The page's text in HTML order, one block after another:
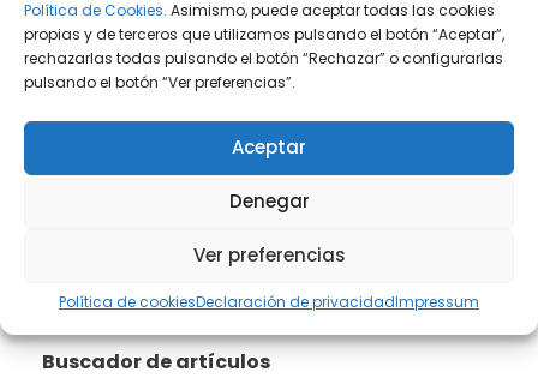
Política de Cookies. Asimismo, puede aceptar todas las cookies
propias y de terceros que utilizamos pulsando el botón “Aceptar”,
rechazarlas todas pulsando el botón “Rechazar” o configurarlas
pulsando el botón “Ver preferencias”.
Aceptar
Denegar
Ver preferencias
Política de cookiesDeclaración de privacidadImpressum
Prensa(2)
Propiedad intelectual e industrial(13)
(24)
Buscador de artículos